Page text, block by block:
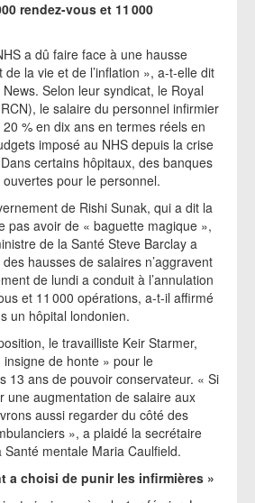
rendez-vous et 11 000
a dû faire face à une hausse
la vie et de l’inflation », a-t-elle dit
Selon leur syndicat, le Royal
le salaire du personnel infirmier
% en dix ans en termes réels en
imposé au NHS depuis la crise
certains hôpitaux, des banques
pour le personnel.
de Rishi Sunak, qui a dit la
pas avoir de « baguette magique »,
de la Santé Steve Barclay a
hausses de salaires n’aggravent
de lundi a conduit à l’annulation
et 11 000 opérations, a-t-il affirmé
un hôpital londonien.
le travailliste Keir Starmer,
de honte » pour le
13 ans de pouvoir conservateur. « Si
une augmentation de salaire aux
aussi regarder du côté des
», a plaidé la secrétaire
Santé mentale Maria Caulfield.
a choisi de punir les infirmières »